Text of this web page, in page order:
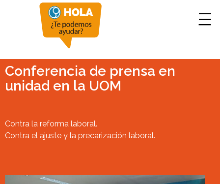
Conferencia de prensa en
unidad en la UOM
Contra la reforma laboral.
Contra el ajuste y la precarización laboral.